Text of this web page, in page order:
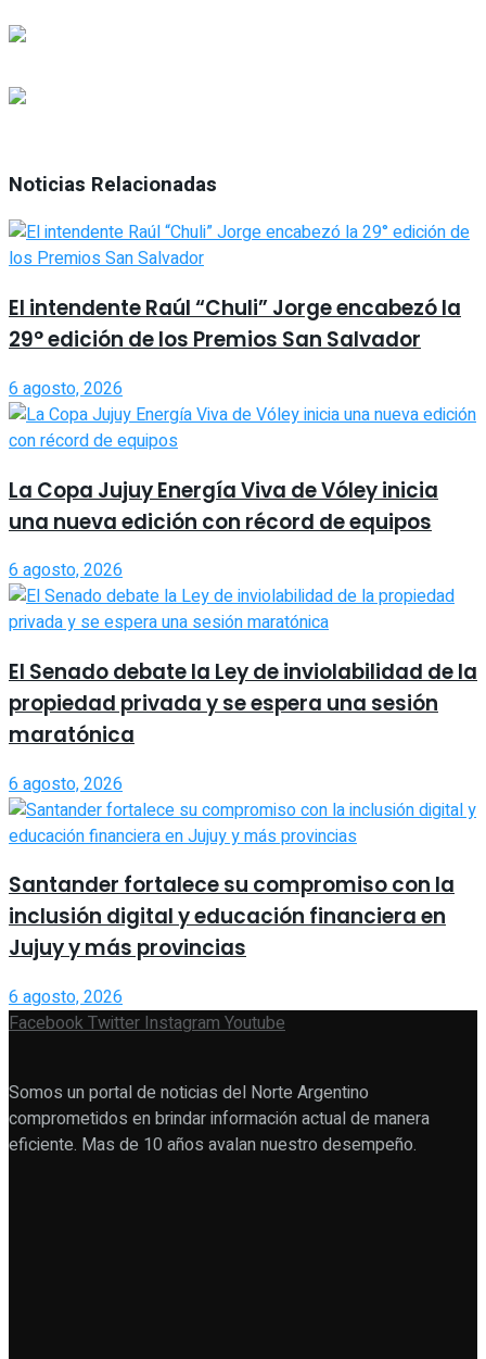
Noticias Relacionadas
El intendente Raúl “Chuli” Jorge encabezó la
29° edición de los Premios San Salvador
6 agosto, 2026
La Copa Jujuy Energía Viva de Vóley inicia
una nueva edición con récord de equipos
6 agosto, 2026
El Senado debate la Ley de inviolabilidad de la
propiedad privada y se espera una sesión
maratónica
6 agosto, 2026
Santander fortalece su compromiso con la
inclusión digital y educación financiera en
Jujuy y más provincias
6 agosto, 2026
FacebookTwitterInstagramYoutube
Somos un portal de noticias del Norte Argentino
comprometidos en brindar información actual de manera
eficiente. Mas de 10 años avalan nuestro desempeño.